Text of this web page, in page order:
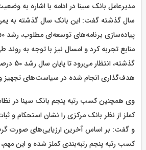
مدیرعامل بانک سینا در ادامه با اشاره به
سال گذشته گفت: این بانک سال گذشته به
منابع تجربه کرد و امسال نیز با توجه به
گذشته،
هدف‌گذاری انجام شده در سیاست‌های
وی همچنین کسب رتبه پنجم بانک سینا در نظام
کملز از نظر بانک مرکزی را نشان استحکام و
و گفت: بر اساس آخرین ارزیابی‌های صورت
کسب رتبه پنجم رتبه‌بندی کملز شده و این